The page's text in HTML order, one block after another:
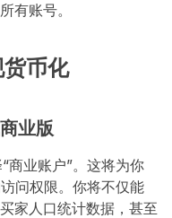
有账号。
币化
业版
商业账户”。这将为你
问权限。你将不仅能
家人口统计数据，甚至